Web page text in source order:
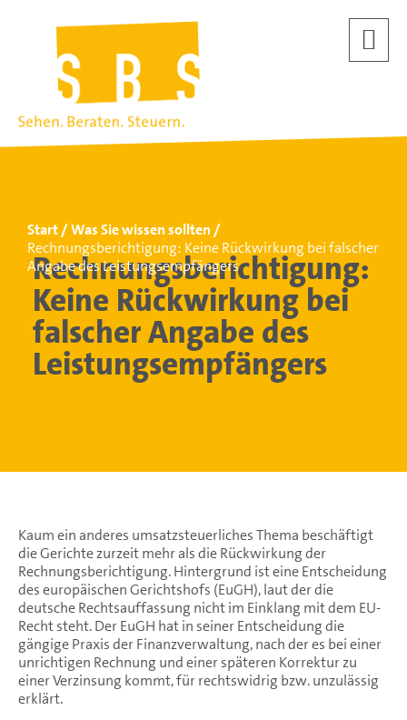
Start
Was Sie wissen sollten
Rechnungsberichtigung: Keine Rückwirkung bei falscher
Angabe des Leistungsempfängers
Rechnungsberichtigung:
Keine Rückwirkung bei
falscher Angabe des
Leistungsempfängers
Kaum ein anderes umsatzsteuerliches Thema beschäftigt
die Gerichte zurzeit mehr als die Rückwirkung der
Rechnungsberichtigung. Hintergrund ist eine Entscheidung
des europäischen Gerichtshofs (EuGH), laut der die
deutsche Rechtsauffassung nicht im Einklang mit dem EU-
Recht steht. Der EuGH hat in seiner Entscheidung die
gängige Praxis der Finanzverwaltung, nach der es bei einer
unrichtigen Rechnung und einer späteren Korrektur zu
einer Verzinsung kommt, für rechtswidrig bzw. unzulässig
erklärt.